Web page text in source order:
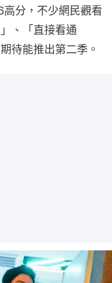
分，不少網民觀看
、「直接看通
待能推出第二季。